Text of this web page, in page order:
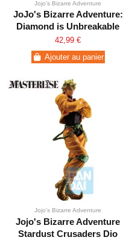
Jojo's Bizarre Adventure
JoJo's Bizarre Adventure:
Diamond is Unbreakable
Josuke Higashikata
42,99 €
Ajouter au panier
Jojo's Bizarre Adventure
Jojo's Bizarre Adventure
Stardust Crusaders Dio